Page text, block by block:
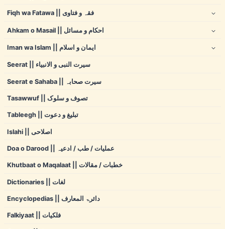
Fiqh wa Fatawa || فقہ و فتاوی
Ahkam o Masail || احکام و مسائل
Iman wa Islam || ایمان و اسلام
Seerat || سیرت النبی و الانبیاء
Seerat e Sahaba || سیرت صحابہ
Tasawwuf || تصوف و سلوک
Tableegh || تبلیغ و دعوت
Islahi || اصلاحی
Doa o Darood || عملیات / طب / ادعیہ
Khutbaat o Maqalaat || خطبات / مقالات
Dictionaries || لغات
Encyclopedias || دائرۃ المعارف
Falkiyaat || فلکیات